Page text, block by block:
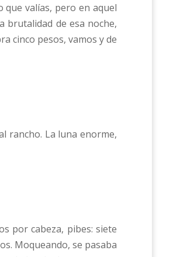
que valías, pero en aquel
brutalidad de esa noche,
cinco pesos, vamos y de
rancho. La luna enorme,
por cabeza, pibes: siete
Moqueando, se pasaba